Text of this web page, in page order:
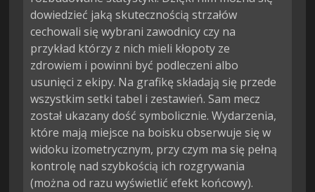
dowiedzieć jaką skutecznością strzałów
cechowali się wybrani zawodnicy czy na
przykład którzy z nich mieli kłopoty ze
zdrowiem i powinni być podleczeni albo
usunięci z ekipy. Na grafikę składają się przede
wszystkim setki tabel i zestawień. Sam mecz
został ukazany dość symbolicznie. Wydarzenia,
które mają miejsce na boisku obserwuje się w
widoku izometrycznym, przy czym ma się pełną
kontrolę nad szybkością ich rozgrywania
(można od razu wyświetlić efekt końcowy).